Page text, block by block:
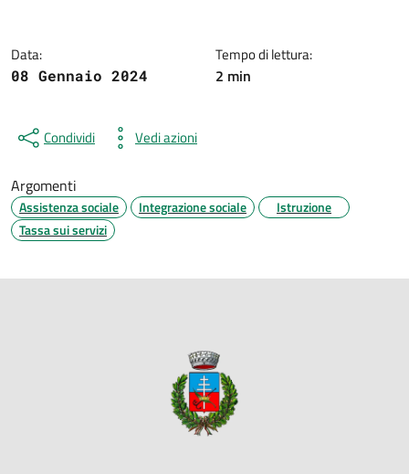
Data:
08 Gennaio 2024
Tempo di lettura:
2 min
Condividi Vedi azioni
Argomenti
Assistenza sociale Integrazione sociale
Istruzione
Tassa sui servizi